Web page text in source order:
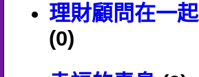
理財顧問在一
(0)